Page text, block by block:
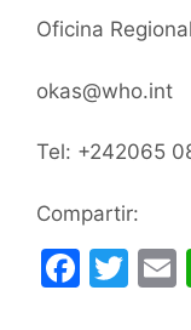
Oficina
okas@who.int
Tel: +242065
Compartir:
F
T